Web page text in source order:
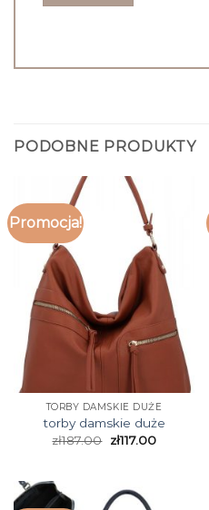
PODOBNE PRODUKTY
Promocja!
TORBY DAMSKIE DUŻE
torby damskie duże
zł187.00 zł117.00